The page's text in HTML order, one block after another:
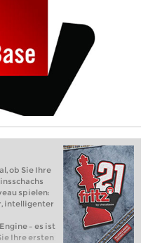
ob Sie Ihre
spielen:
intelligenter
– es ist
Ihre ersten